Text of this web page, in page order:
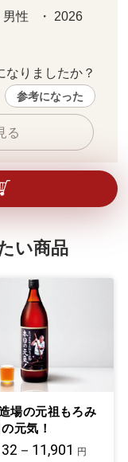
男性   ・ 2026
なりましたか？
参考になった
る
い商品
場の元祖もろみ
元気！
－11,901 円